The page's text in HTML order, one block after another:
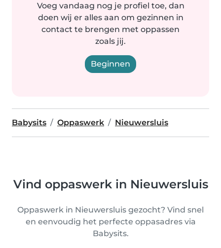
Voeg vandaag nog je profiel toe, dan
doen wij er alles aan om gezinnen in
contact te brengen met oppassen
zoals jij.
Beginnen
Babysits Oppaswerk Nieuwersluis
Vind oppaswerk in Nieuwersluis
Oppaswerk in Nieuwersluis gezocht? Vind snel
en eenvoudig het perfecte oppasadres via
Babysits.